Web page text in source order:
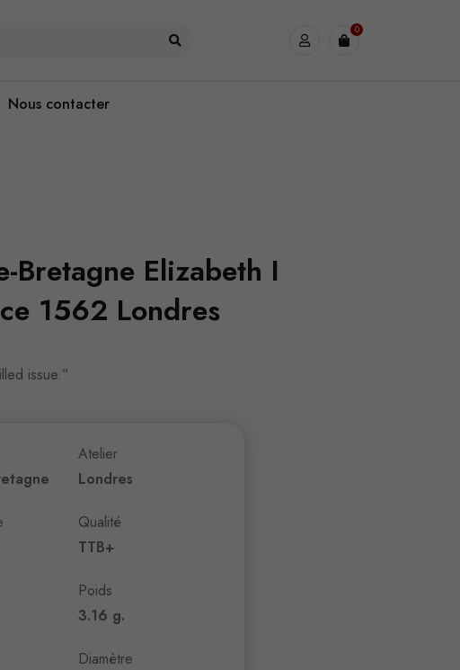
0
Nous contacter
Bretagne Elizabeth I
1562 Londres
issue.”
Atelier
Londres
Qualité
TTB+
Poids
3.16 g.
Diamètre